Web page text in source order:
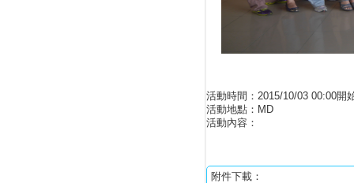
活動時間：2015/10/03 00:00開
活動地點：MD
活動內容：
附件下載：